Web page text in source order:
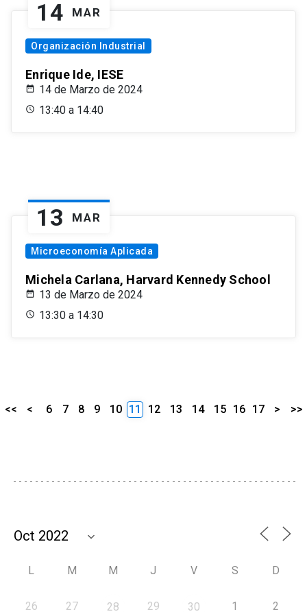
14 MAR
Organización Industrial
Enrique Ide, IESE
14 de Marzo de 2024
13:40 a 14:40
13 MAR
Microeconomía Aplicada
Michela Carlana, Harvard Kennedy School
13 de Marzo de 2024
13:30 a 14:30
<< < 6 7 8 9 10 11 12 13 14 15 16 17 > >>
L M M J V S D
26 27 28 29 30 1 2